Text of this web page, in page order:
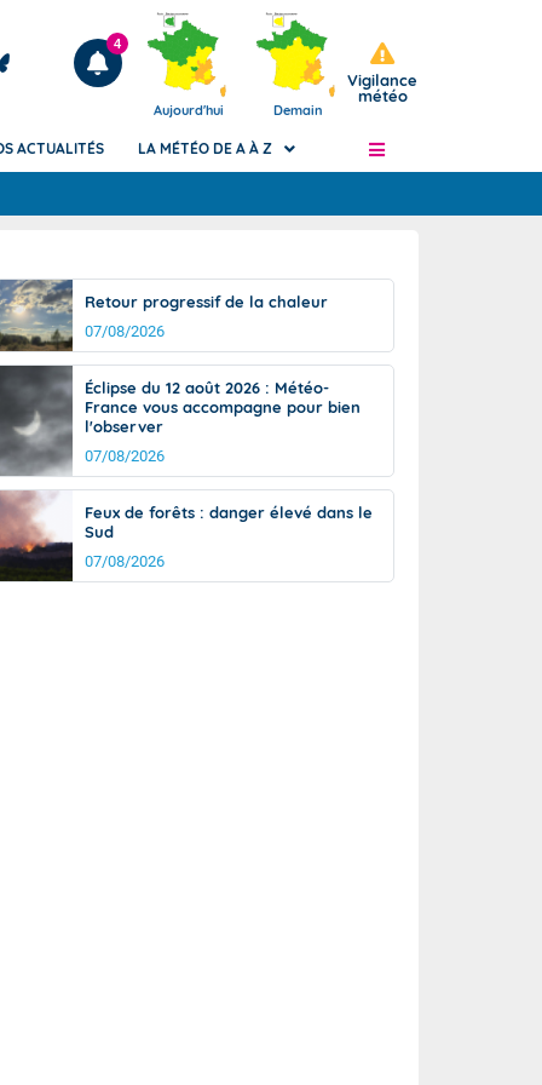
Articles
4
Aujourd'hui Demain
Vigilance
météo
de
Phénomènes dangereux de J+2 à J+7
Avertissement pluies intenses à l'échelle
des communes (Apic)
Bulletins Marine
Bulletins d'estimation du risque
d'avalanche
Météo des forêts
Vigicrues
ACTUALITÉS LA MÉTÉO DE A À Z
Retour progressif de la chaleur
07/08/2026
Éclipse du 12 août 2026 : Météo-
France vous accompagne pour bien
l'observer
07/08/2026
Feux de forêts : danger élevé dans le
Sud
07/08/2026